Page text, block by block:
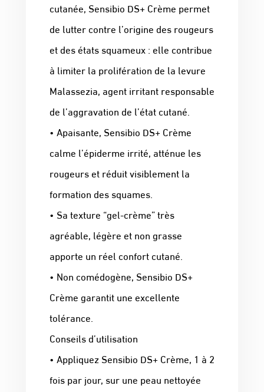
cutanée, Sensibio DS+ Crème permet
de lutter contre l’origine des rougeurs
et des états squameux : elle contribue
à limiter la prolifération de la levure
Malassezia, agent irritant responsable
de l’aggravation de l’état cutané.
• Apaisante, Sensibio DS+ Crème
calme l’épiderme irrité, atténue les
rougeurs et réduit visiblement la
formation des squames.
• Sa texture “gel-crème” très
agréable, légère et non grasse
apporte un réel confort cutané.
• Non comédogène, Sensibio DS+
Crème garantit une excellente
tolérance.
Conseils d’utilisation
• Appliquez Sensibio DS+ Crème, 1 à 2
fois par jour, sur une peau nettoyée